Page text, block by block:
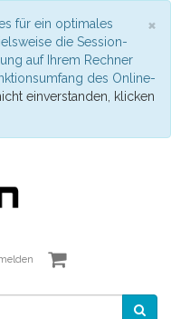
×
für ein optimales
die Session-
auf Ihrem Rechner
des Online-
einverstanden, klicken